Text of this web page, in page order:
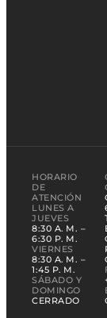
HORARIO
DE
ATENCIÓN
LUNES A
JUEVES
8:30 A. M. –
6:30 P. M.
VIERNES
8:30 A. M. –
1:45 P. M.
SÁBADO Y
DOMINGO
CERRADO